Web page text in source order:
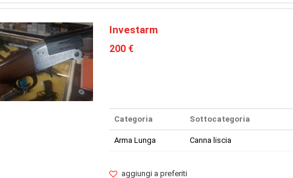
Investarm
200 €
Categoria Sottocategoria
Arma Lunga Canna liscia
aggiungi a preferiti